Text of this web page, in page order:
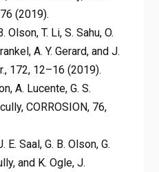
(2019).
Olson, T. Li, S. Sahu, O.
A. Y. Gerard, and J.
172, 12–16 (2019).
A. Lucente, G. S.
CORROSION, 76,
E. Saal, G. B. Olson, G.
and K. Ogle, J.